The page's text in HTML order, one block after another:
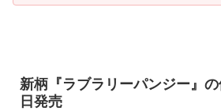
新柄『ラブラリーパンジー』
日発売